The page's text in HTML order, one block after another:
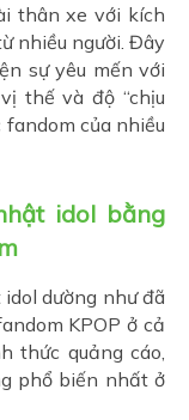
thân xe với kích
nhiều người. Đây
sự yêu mến với
thế và độ “chịu
của nhiều
idol bằng
dường như đã
KPOP ở cả
thức quảng cáo,
phổ biến nhất ở